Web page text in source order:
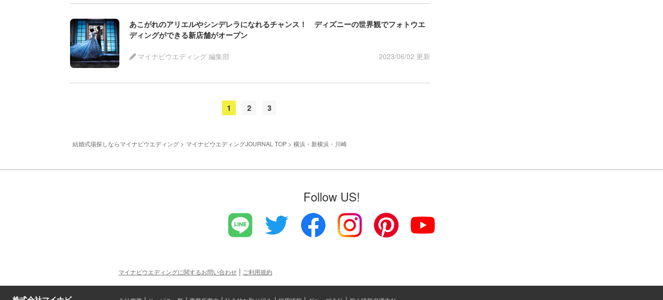
あこがれのアリエルやシンデレラになれるチャンス！ ディズニーの世界観でフォトウエ
ディングができる新店舗がオープン
マイナビウエディング 編集部 2023/06/02 更新
1 2 3
結婚式場探しならマイナビウエディング マイナビウエディングJOURNAL TOP 横浜・新横浜・川崎
Follow US!
マイナビウエディングに関するお問い合わせ ご利用規約